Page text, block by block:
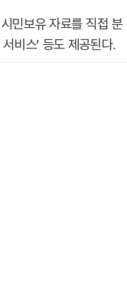
민보유 자료를 직접 분
비스’ 등도 제공된다.